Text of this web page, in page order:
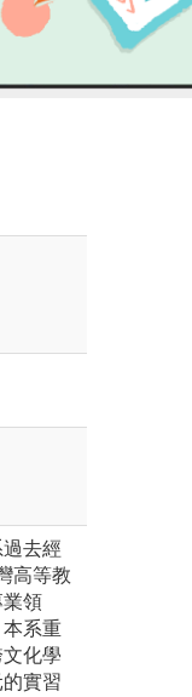
去經
高等教
領
系重
化學
實習